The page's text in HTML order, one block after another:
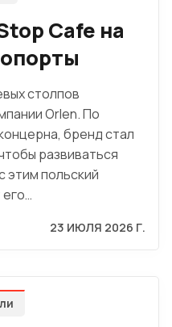
Cafe на
столпов
Orlen. По
бренд стал
развиваться
этим польский
23 ИЮЛЯ 2026 Г.